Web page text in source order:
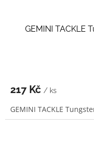
GEMINI TACKLE
217 Kč / ks
GEMINI TACKLE